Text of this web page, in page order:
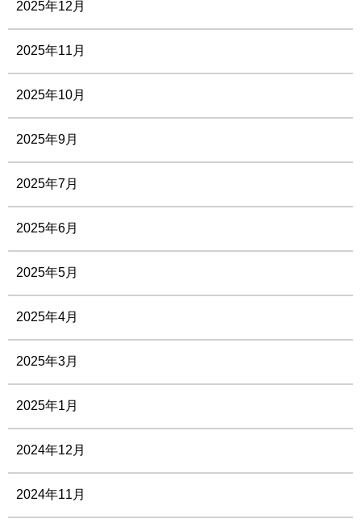
2025年12月
2025年11月
2025年10月
2025年9月
2025年7月
2025年6月
2025年5月
2025年4月
2025年3月
2025年1月
2024年12月
2024年11月